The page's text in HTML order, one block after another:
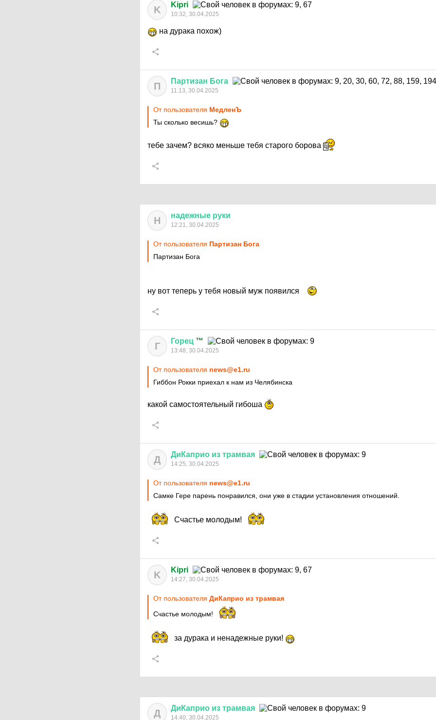
K Kipri
10:32, 30.04.2025
на дурака похож)
П Партизан Бога
11:13, 30.04.2025
От пользователя МедленЪ
Ты сколько весишь?
тебе зачем? всяко меньше тебя старого борова
Н надежные руки
12:21, 30.04.2025
От пользователя Партизан Бога
Партизан Бога
ну вот теперь у тебя новый муж появился
Г Горец ™
13:48, 30.04.2025
От пользователя news@e1.ru
Гиббон Рокки приехал к нам из Челябинска
какой самостоятельный гибоша
Д ДиКаприо из трамвая
14:25, 30.04.2025
От пользователя news@e1.ru
Самке Гере парень понравился, они уже в стадии установления отношений.
Счастье молодым!
K Kipri
14:27, 30.04.2025
От пользователя ДиКаприо из трамвая
Счастье молодым!
за дурака и ненадежные руки!
Д ДиКаприо из трамвая
14:40, 30.04.2025